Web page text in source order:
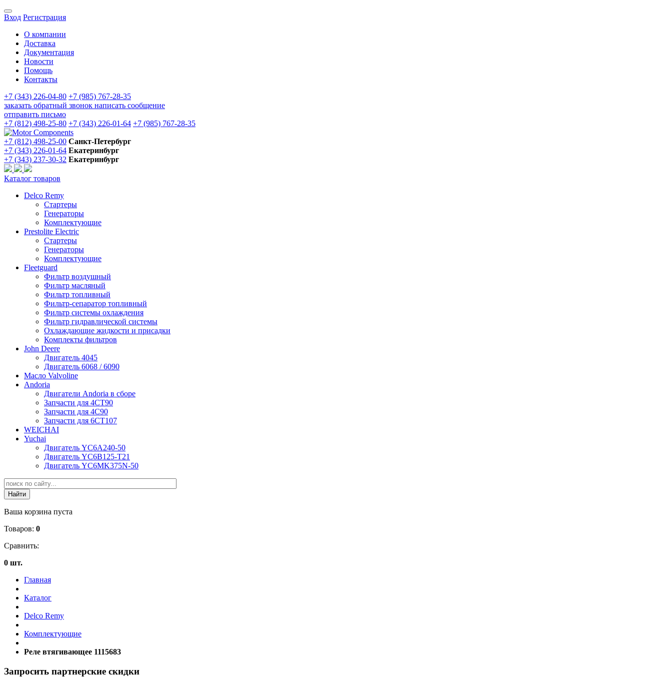
Вход Регистрация
О компании
Доставка
Документация
Новости
Помощь
Контакты
+7 (343) 226-04-80 +7 (985) 767-28-35
заказать обратный звонок написать сообщение
отправить письмо
+7 (812) 498-25-80 +7 (343) 226-01-64 +7 (985) 767-28-35
+7 (812) 498-25-00 Санкт-Петербург
+7 (343) 226-01-64 Екатеринбург
+7 (343) 237-30-32 Екатеринбург
Каталог товаров
Delco Remy
Стартеры
Генераторы
Комплектующие
Prestolite Electric
Стартеры
Генераторы
Комплектующие
Fleetguard
Фильтр воздушный
Фильтр масляный
Фильтр топливный
Фильтр-сепаратор топливный
Фильтр системы охлаждения
Фильтр гидравлической системы
Охлаждающие жидкости и присадки
Комплекты фильтров
John Deere
Двигатель 4045
Двигатель 6068 / 6090
Масло Valvoline
Andoria
Двигатели Andoria в сборе
Запчасти для 4CT90
Запчасти для 4С90
Запчасти для 6CT107
WEICHAI
Yuchai
Двигатель YC6A240-50
Двигатель YC6B125-T21
Двигатель YC6MK375N-50
Ваша корзина пуста
Товаров: 0
Сравнить:
0 шт.
Главная
Каталог
Delco Remy
Комплектующие
Реле втягивающее 1115683
Запросить партнерские скидки